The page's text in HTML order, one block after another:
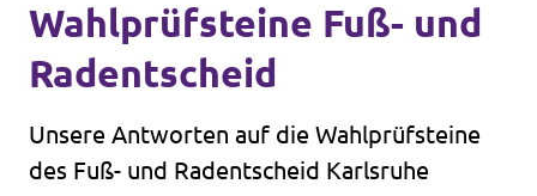
Wahlprüfsteine Fuß- und
Radentscheid
Unsere Antworten auf die Wahlprüfsteine
des Fuß- und Radentscheid Karlsruhe